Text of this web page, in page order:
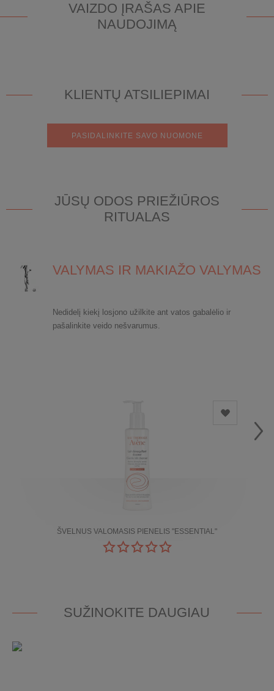
VAIZDO ĮRAŠAS APIE
NAUDOJIMĄ
KLIENTŲ ATSILIEPIMAI
PASIDALINKITE SAVO NUOMONE
JŪSŲ ODOS PRIEŽIŪROS
RITUALAS
VALYMAS IR MAKIAŽO VALYMAS
Nedidelį kiekį losjono užilkite ant vatos gabalėlio ir
pašalinkite veido nešvarumus.
ŠVELNUS VALOMASIS PIENELIS "ESSENTIAL"
SUŽINOKITE DAUGIAU